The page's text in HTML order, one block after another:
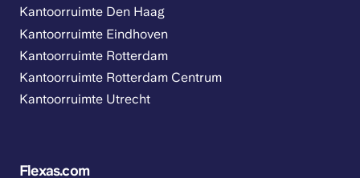
Kantoorruimte Den Haag
Kantoorruimte Eindhoven
Kantoorruimte Rotterdam
Kantoorruimte Rotterdam Centrum
Kantoorruimte Utrecht
Flexas.com